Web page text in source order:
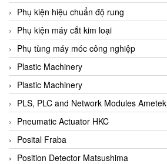
Bently Nevada
Bentone Vietnam
Bernstein Vietnam
Berthold
Bestech
Bestech
BETA
Bifold
Bihl+wiedemann
Phụ kiện hiệu chuẩn độ rung
Phụ kiện máy cắt kim loại
Phụ tùng máy móc công nghiệp
Plastic Machinery
Plastic Machinery
PLS, PLC and Network Modules Ametek
Pneumatic Actuator HKC
Posital Fraba
Position Detector Matsushima